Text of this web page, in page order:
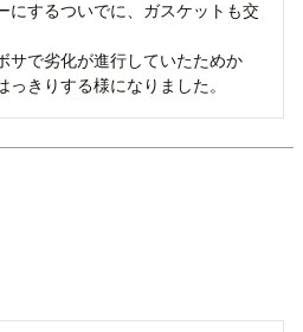
にするついでに、ガスケットも交
サで劣化が進行していたためか
きりする様になりました。